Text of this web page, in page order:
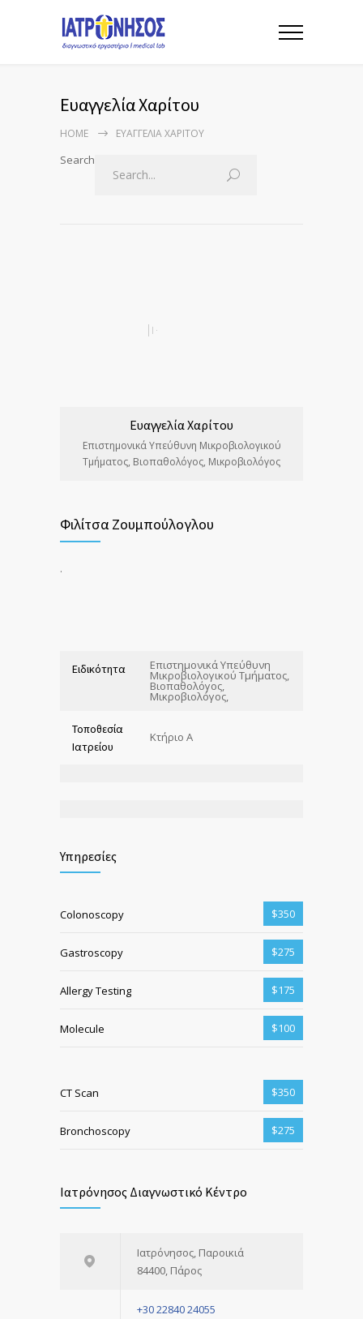
Ευαγγελία Χαρίτου
HOME ΕΥΑΓΓΕΛΊΑ ΧΑΡΊΤΟΥ
Search
Ευαγγελία Χαρίτου
Επιστημονικά Υπεύθυνη Μικροβιολογικού
Τμήματος, Βιοπαθολόγος, Μικροβιολόγος
Φιλίτσα Ζουμπούλογλου
.
Ειδικότητα Επιστημονικά Υπεύθυνη
Μικροβιολογικού Τμήματος,
Βιοπαθολόγος,
Μικροβιολόγος,
Τοποθεσία
Ιατρείου
Κτήριο Α
Υπηρεσίες
Colonoscopy $350
Gastroscopy $275
Allergy Testing $175
Molecule $100
CT Scan $350
Bronchoscopy $275
Ιατρόνησος Διαγνωστικό Κέντρο
Ιατρόνησος, Παροικιά
84400, Πάρος
+30 22840 24055